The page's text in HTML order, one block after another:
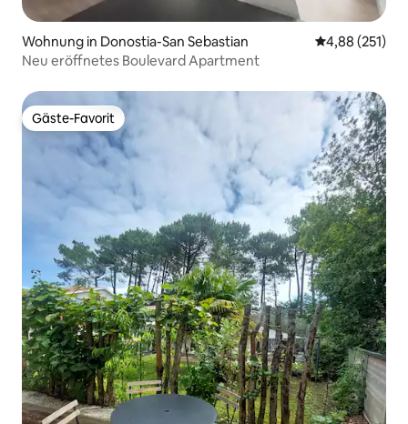
Wohnung in Donostia-San Sebastian
4,88 (251)
Neu eröffnetes Boulevard Apartment
Gäste-Favorit
Gäste-Favorit